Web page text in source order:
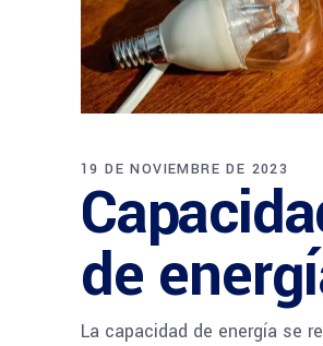
19 DE NOVIEMBRE DE 2023
de
La capacidad de energía se